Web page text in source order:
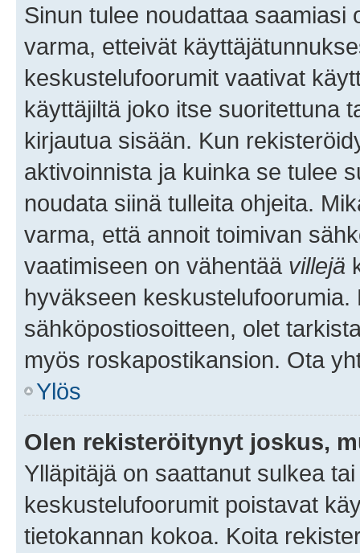
Sinun tulee noudattaa saamiasi
varma, etteivät
keskustelufoorumit vaativat
käyttäjiltä joko itse suoritettuna
kirjautua sisään. Kun
aktivoinnista ja kuinka se tulee
noudata siinä tulleita ohjeita.
varma, että annoit toimivan
vaatimiseen on vähentää villejä
hyväkseen
sähköpostiosoitteen, olet
myös roskapostikansion. Ota
Ylös
Olen rekisteröitynyt joskus,
Ylläpitäjä on saattanut sulkea
keskustelufoorumit poistavat
tietokannan kokoa. Koita